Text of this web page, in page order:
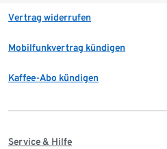
Vertrag widerrufen
Mobilfunkvertrag kündigen
Kaffee-Abo kündigen
Service & Hilfe